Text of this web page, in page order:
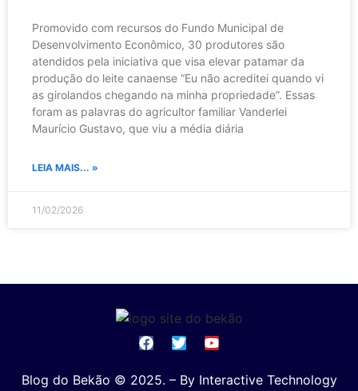
Promovido com recursos do Fundo Municipal de
Desenvolvimento Econômico, 30 produtores são
atendidos pela iniciativa que visa elevar patamar da
produção do leite canaense “Eu não acreditei quando vi
as girolandos chegando na minha propriedade”. Essas
foram as palavras do agricultor familiar Vanderlei
Maurício Gustavo, que viu a média diária
LEIA MAIS... »
11/02/2026
Blog do Bekão © 2025. – By Interactive Technology